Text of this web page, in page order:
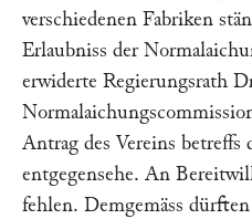
verschiedenen Fabriken
Erlaubniss der
erwiderte Regierungsrath
Antrag des Vereins betreffs
entgegensehe. An
fehlen. Demgemäss